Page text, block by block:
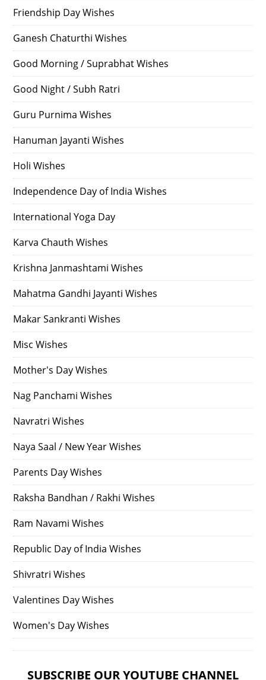
Friendship Day Wishes
Ganesh Chaturthi Wishes
Good Morning / Suprabhat Wishes
Good Night / Subh Ratri
Guru Purnima Wishes
Hanuman Jayanti Wishes
Holi Wishes
Independence Day of India Wishes
International Yoga Day
Karva Chauth Wishes
Krishna Janmashtami Wishes
Mahatma Gandhi Jayanti Wishes
Makar Sankranti Wishes
Misc Wishes
Mother's Day Wishes
Nag Panchami Wishes
Navratri Wishes
Naya Saal / New Year Wishes
Parents Day Wishes
Raksha Bandhan / Rakhi Wishes
Ram Navami Wishes
Republic Day of India Wishes
Shivratri Wishes
Valentines Day Wishes
Women's Day Wishes
SUBSCRIBE OUR YOUTUBE CHANNEL